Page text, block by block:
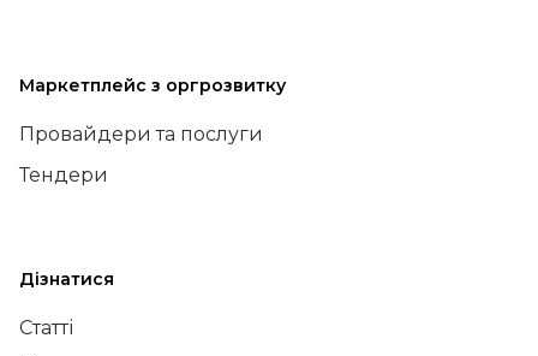
Маркетплейс з оргрозвитку
Провайдери та послуги
Тендери
Дізнатися
Статті